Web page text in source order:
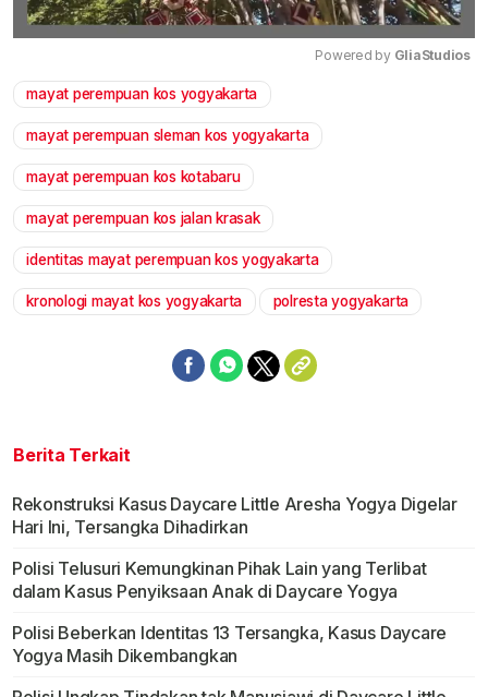
Powered by GliaStudios
mayat perempuan kos yogyakarta
mayat perempuan sleman kos yogyakarta
mayat perempuan kos kotabaru
mayat perempuan kos jalan krasak
identitas mayat perempuan kos yogyakarta
kronologi mayat kos yogyakarta polresta yogyakarta
Berita Terkait
Rekonstruksi Kasus Daycare Little Aresha Yogya Digelar
Hari Ini, Tersangka Dihadirkan
Polisi Telusuri Kemungkinan Pihak Lain yang Terlibat
dalam Kasus Penyiksaan Anak di Daycare Yogya
Polisi Beberkan Identitas 13 Tersangka, Kasus Daycare
Yogya Masih Dikembangkan